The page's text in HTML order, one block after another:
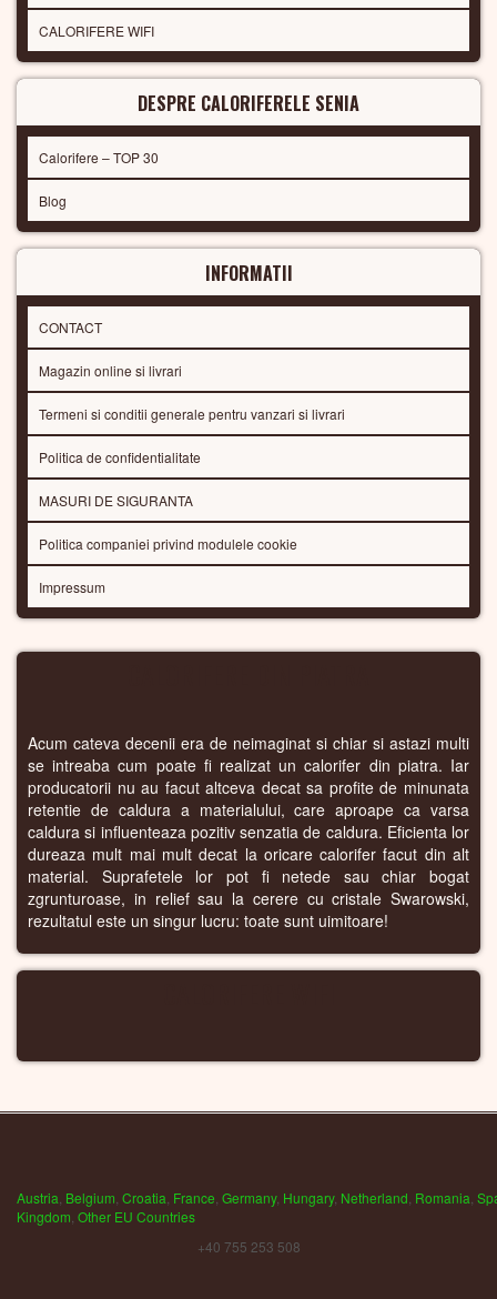
CALORIFERE WIFI
DESPRE CALORIFERELE SENIA
Calorifere – TOP 30
Blog
INFORMATII
CONTACT
Magazin online si livrari
Termeni si conditii generale pentru vanzari si livrari
Politica de confidentialitate
MASURI DE SIGURANTA
Politica companiei privind modulele cookie
Impressum
Acum cateva decenii era de neimaginat si chiar si astazi multi
se intreaba cum poate fi realizat un calorifer din piatra. Iar
producatorii nu au facut altceva decat sa profite de minunata
retentie de caldura a materialului, care aproape ca varsa
caldura si influenteaza pozitiv senzatia de caldura. Eficienta lor
dureaza mult mai mult decat la oricare calorifer facut din alt
material. Suprafetele lor pot fi netede sau chiar bogat
zgrunturoase, in relief sau la cerere cu cristale Swarowski,
rezultatul este un singur lucru: toate sunt uimitoare!
Austria Belgium Croatia France Germany, Hungary, Netherland Romania
Kingdom Other EU Countries
+40 755 253 508